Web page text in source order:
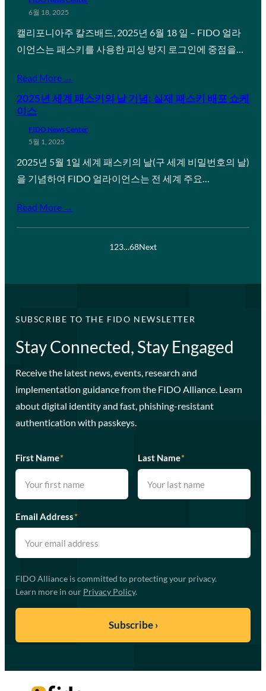
6월 18, 2025
캘리포니아주 칼즈배드, 2025년 6월 18 일 – FIDO 얼라
이언스는 패스키를 사용한 피싱 방지 로그인에 중점을…
Read More →
2025년 세계 패스키의 날 기념: 실제 패스키 배포 쇼케
이스
FIDO News Center
5월 1, 2025
2025년 5월 1일 세계 패스키의 날(구 세계 비밀번호의 날)
을 기념하여 FIDO 얼라이언스는 전 세계 주요…
Read More →
123…68Next
SUBSCRIBE TO THE FIDO NEWSLETTER
Stay Connected, Stay Engaged
Receive the latest news, events, research and
implementation guidance from the FIDO Alliance. Learn
about digital identity and fast, phishing-resistant
authentication with passkeys.
First Name* Last Name*
Email Address*
FIDO Alliance is committed to protecting your privacy.
Learn more in our Privacy Policy.